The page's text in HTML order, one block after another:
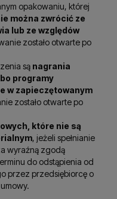
opakowaniu, której
można zwrócić ze
lub ze względów
zostało otwarte po
są nagrania
programy
w zapieczętowanym
zostało otwarte po
które nie są
, jeżeli spełnianie
wyraźną zgodą
do odstąpienia od
przez przedsiębiorcę o